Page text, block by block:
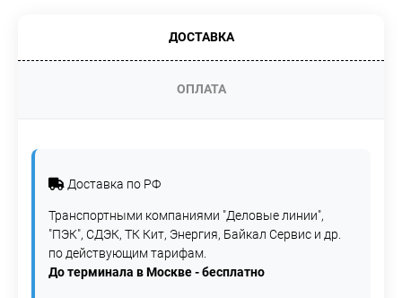
ДОСТАВКА
ОПЛАТА
Доставка по РФ
Транспортными компаниями "Деловые линии",
"ПЭК", СДЭК, ТК Кит, Энергия, Байкал Сервис и др.
по действующим тарифам.
До терминала в Москве - бесплатно